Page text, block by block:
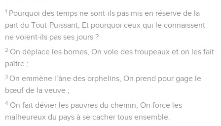
1 Pourquoi des temps ne sont-ils pas mis en réserve de la
part du Tout-Puissant, Et pourquoi ceux qui le connaissent
ne voient-ils pas ses jours ?
2 On déplace les bornes, On vole des troupeaux et on les fait
paître ;
3 On emmène l’âne des orphelins, On prend pour gage le
bœuf de la veuve ;
4 On fait dévier les pauvres du chemin, On force les
malheureux du pays à se cacher tous ensemble.